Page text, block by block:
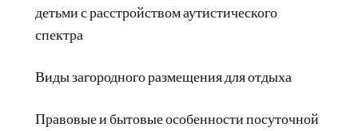
детьми с расстройством аутистического
спектра
Виды загородного размещения для отдыха
Правовые и бытовые особенности посуточной